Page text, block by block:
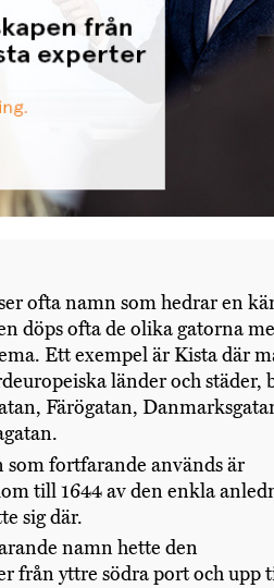
ofta namn som hedrar en
döps ofta de olika gatorna
Ett exempel är Kista där
länder och städer,
Färögatan,
fortfarande används är
till 1644 av den enkla
sig där.
namn hette den
från yttre södra port och upp